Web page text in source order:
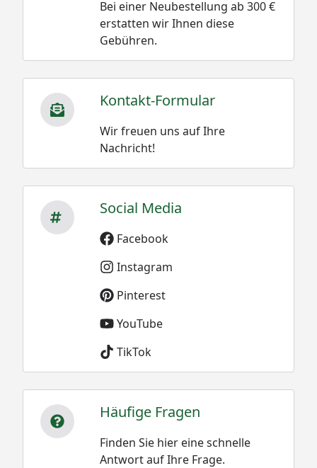
Bei einer Neubestellung ab 300 €
erstatten wir Ihnen diese
Gebühren.
Kontakt-Formular
Wir freuen uns auf Ihre
Nachricht!
Social Media
Facebook
Instagram
Pinterest
YouTube
TikTok
Häufige Fragen
Finden Sie hier eine schnelle
Antwort auf Ihre Frage.